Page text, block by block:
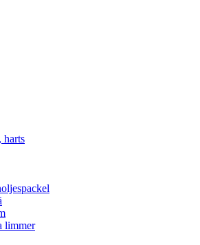
harts
limmer